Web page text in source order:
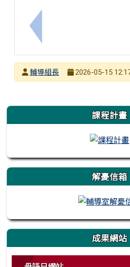
上一筆：轉知教育部辦理
發布者
輔導組長
2026-05-15
左邊區域內容 課程計畫
解憂信箱
成果網站